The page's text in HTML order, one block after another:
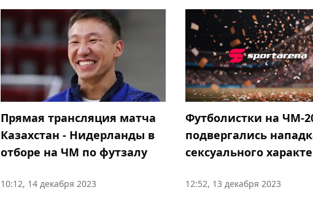
Прямая трансляция матча
Казахстан - Нидерланды в
отборе на ЧМ по футзалу
10:12, 14 декабря 2023
Футболистки на ЧМ-
подвергались
сексуального
12:52, 13 декабря 2023